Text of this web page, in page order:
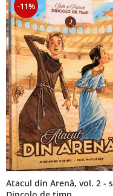
-11%
Atacul din Arenă, vol. 2 -